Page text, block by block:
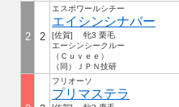
2 2
エスポワールシチー
エイシンシナバー
[佐賀] 牝3 栗毛
エーシンシークルー
（Ｃｕｖｅｅ）
（同）ＪＰＮ技研
フリオーソ
プリマステラ